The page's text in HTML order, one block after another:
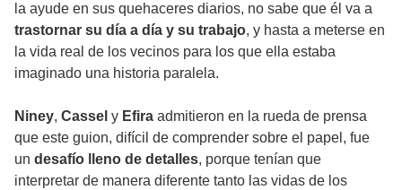
la ayude en sus quehaceres diarios, no sabe que él va a
trastornar su día a día y su trabajo, y hasta a meterse en
la vida real de los vecinos para los que ella estaba
imaginado una historia paralela.
Niney, Cassel y Efira admitieron en la rueda de prensa
que este guion, difícil de comprender sobre el papel, fue
un desafío lleno de detalles, porque tenían que
interpretar de manera diferente tanto las vidas de los